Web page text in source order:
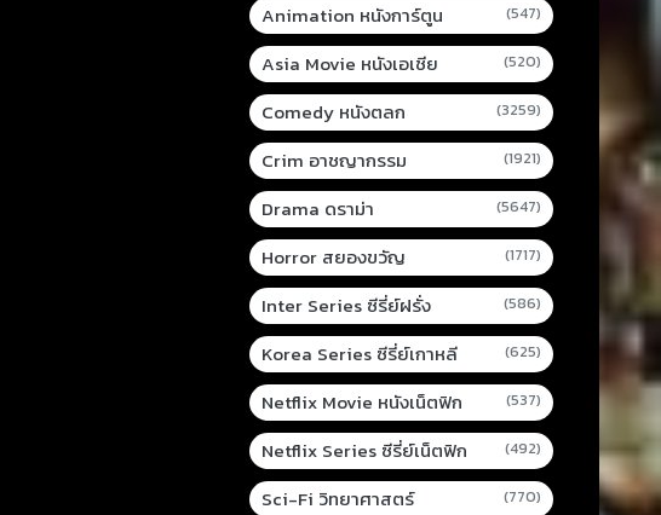
Animation หนังการ์ตูน (547)
Asia Movie หนังเอเชีย (520)
Comedy หนังตลก (3259)
Crim อาชญากรรม (1921)
Drama ดราม่า (5647)
Horror สยองขวัญ (1717)
Inter Series ซีรี่ย์ฝรั่ง (586)
Korea Series ซีรี่ย์เกาหลี (625)
Netflix Movie หนังเน็ตฟิก (537)
Netflix Series ซีรี่ย์เน็ตฟิก (492)
Sci-Fi วิทยาศาสตร์ (770)